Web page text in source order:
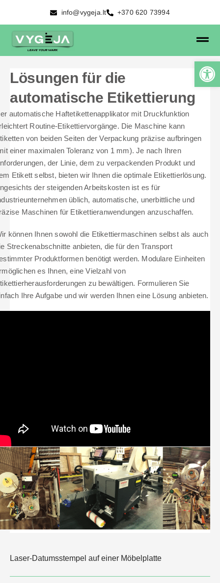
info@vygeja.lt +370 620 73994
Laser-Datumsstempel auf einer Möbelplatte
Lösungen für die
automatische Etikettierung
automatische Haftetikettenapplikator mit Druckfunktion
Routine-Etikettiervorgänge. Die Maschine kann
von beiden Seiten der Verpackung präzise aufbringen
einer maximalen Toleranz von 1 mm). Je nach Ihren
der Linie, dem zu verpackenden Produkt und
Etikett selbst, bieten wir Ihnen die optimale Etikettierlösung.
der steigenden Arbeitskosten ist es für
üblich, automatische, unerbittliche und
Maschinen für Etikettieranwendungen anzuschaffen.
können Ihnen sowohl die Etikettiermaschinen selbst als auch
Streckenabschnitte anbieten, die für den Transport
Produktformen benötigt werden. Modulare Einheiten
es Ihnen, eine Vielzahl von
zu bewältigen. Formulieren Sie
Ihre Aufgabe und wir werden Ihnen eine Lösung anbieten.